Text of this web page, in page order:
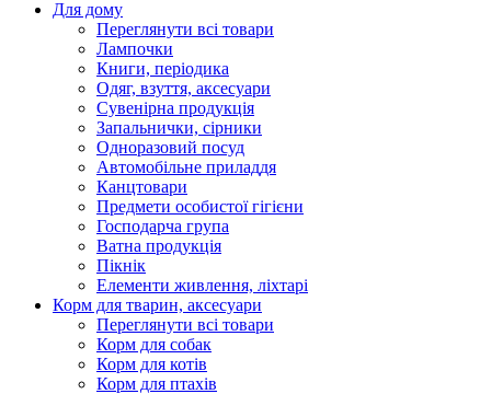
Для дому
Переглянути всі товари
Лампочки
Книги, періодика
Одяг, взуття, аксесуари
Сувенірна продукція
Запальнички, сірники
Одноразовий посуд
Автомобільне приладдя
Канцтовари
Предмети особистої гігієни
Господарча група
Ватна продукція
Пікнік
Елементи живлення, ліхтарі
Корм для тварин, аксесуари
Переглянути всі товари
Корм для собак
Корм для котів
Корм для птахів